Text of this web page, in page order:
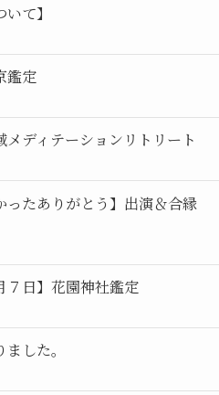
て】
鑑定
メディテーションリトリート
たありがとう】出演＆合縁
７日】花園神社鑑定
した。